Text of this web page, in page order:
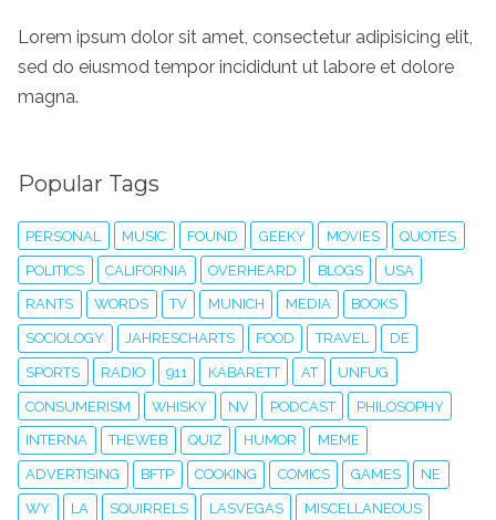
Lorem ipsum dolor sit amet, consectetur adipisicing elit,
sed do eiusmod tempor incididunt ut labore et dolore
magna.
Popular Tags
PERSONAL MUSIC FOUND GEEKY MOVIES QUOTES
POLITICS CALIFORNIA OVERHEARD BLOGS USA
RANTS WORDS TV MUNICH MEDIA BOOKS
SOCIOLOGY JAHRESCHARTS FOOD TRAVEL DE
SPORTS RADIO 911 KABARETT AT UNFUG
CONSUMERISM WHISKY NV PODCAST PHILOSOPHY
INTERNA THEWEB QUIZ HUMOR MEME
ADVERTISING BFTP COOKING COMICS GAMES NE
WY LA SQUIRRELS LASVEGAS MISCELLANEOUS